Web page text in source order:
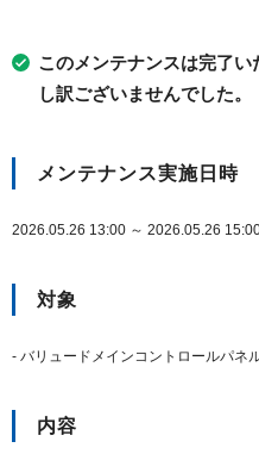
このメンテナンスは完了
し訳ございませんでした。
メンテナンス実施日時
2026.05.26 13:00 ～ 2026.05.26
対象
- バリュードメインコントロールパネ
内容